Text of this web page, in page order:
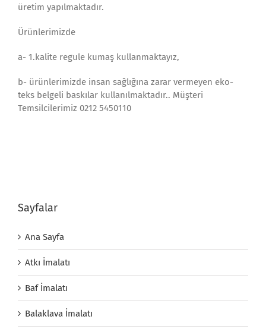
üretim yapılmaktadır.
Ürünlerimizde
a- 1.kalite regule kumaş kullanmaktayız,
b- ürünlerimizde insan sağlığına zarar vermeyen eko-
teks belgeli baskılar kullanılmaktadır.. Müşteri
Temsilcilerimiz 0212 5450110
Sayfalar
Ana Sayfa
Atkı İmalatı
Baf İmalatı
Balaklava İmalatı